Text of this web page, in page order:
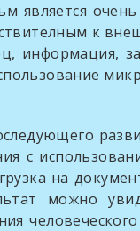
очень
к
информация,
с
на
можно